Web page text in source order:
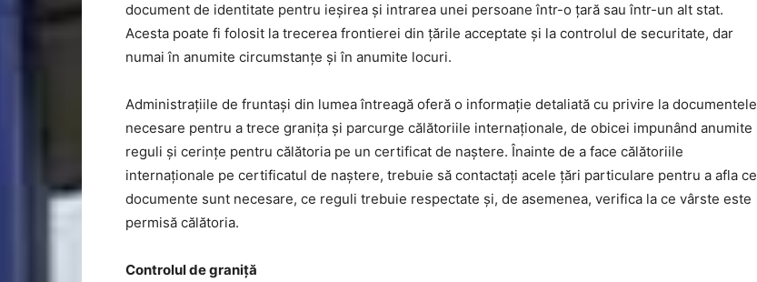
document de identitate pentru ieșirea și intrarea unei persoane într-o țară sau într-un alt stat.
Acesta poate fi folosit la trecerea frontierei din țările acceptate și la controlul de securitate, dar
numai în anumite circumstanțe și în anumite locuri.
Administrațiile de fruntași din lumea întreagă oferă o informație detaliată cu privire la documentele
necesare pentru a trece granița și parcurge călătoriile internaționale, de obicei impunând anumite
reguli și cerințe pentru călătoria pe un certificat de naștere. Înainte de a face călătoriile
internaționale pe certificatul de naștere, trebuie să contactați acele țări particulare pentru a afla ce
documente sunt necesare, ce reguli trebuie respectate și, de asemenea, verifica la ce vârste este
permisă călătoria.
Controlul de graniță